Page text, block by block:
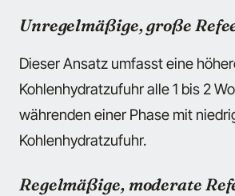
Unregelmäßige, große
Dieser Ansatz umfasst eine
Kohlenhydratzufuhr alle 1 bis 2
währenden einer Phase mit
Kohlenhydratzufuhr.
Regelmäßige, moderate